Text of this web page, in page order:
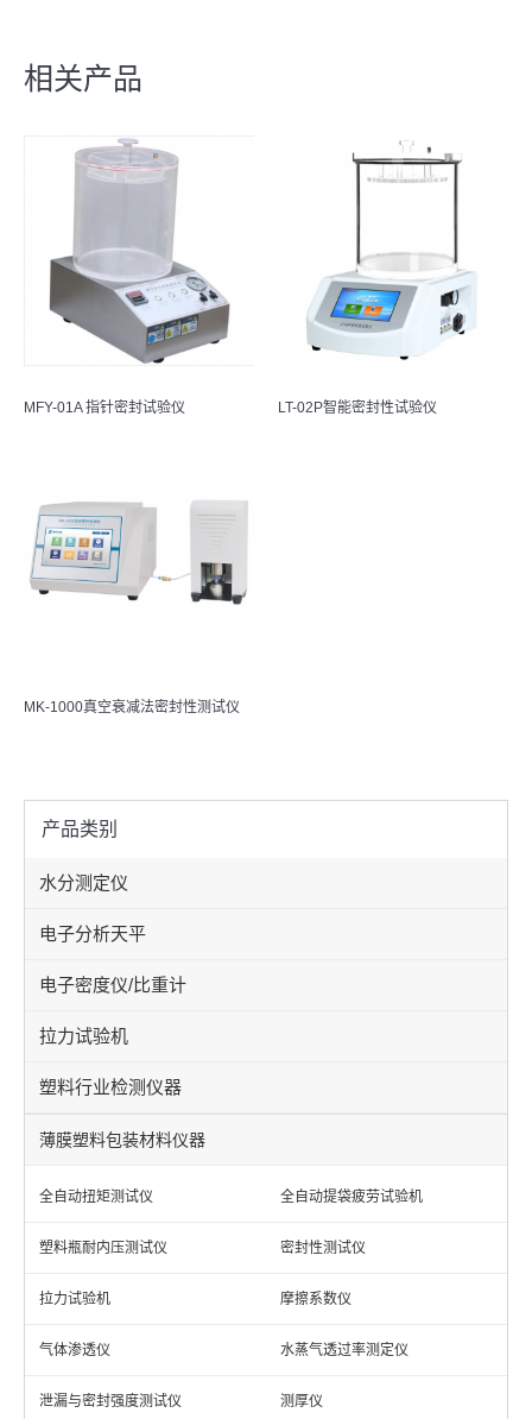
相关产品
MFY-01A 指针密封试验仪 LT-02P智能密封性试验仪
MK-1000真空衰减法密封性测试仪
产品类别
水分测定仪
电子分析天平
电子密度仪/比重计
拉力试验机
塑料行业检测仪器
薄膜塑料包装材料仪器
全自动扭矩测试仪 全自动提袋疲劳试验机
塑料瓶耐内压测试仪 密封性测试仪
拉力试验机 摩擦系数仪
气体渗透仪 水蒸气透过率测定仪
泄漏与密封强度测试仪 测厚仪